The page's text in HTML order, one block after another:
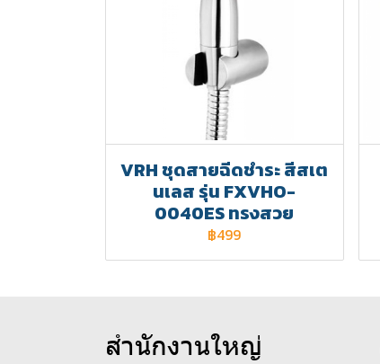
VRH ชุดสายฉีดชำระ สีสเต
นเลส รุ่น FXVHO-
0040ES ทรงสวย
฿499
สำนักงานใหญ่